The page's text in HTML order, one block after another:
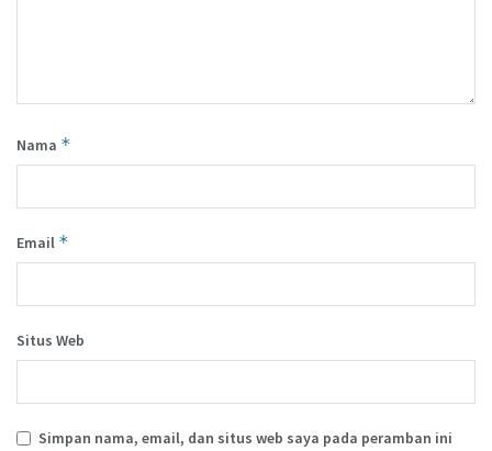
Nama *
Email *
Situs Web
Simpan nama, email, dan situs web saya pada peramban ini